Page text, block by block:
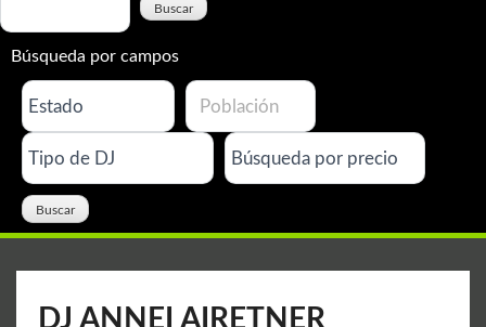
Búsqueda por campos
DJ ANNEI AIRETNER